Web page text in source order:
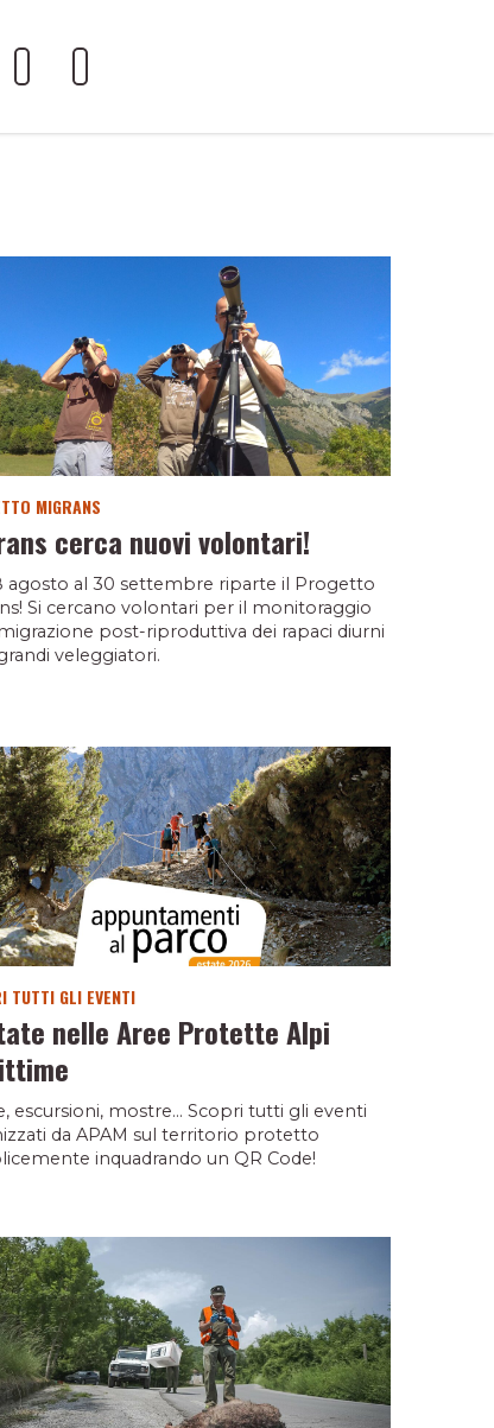
MIGRANS
cerca nuovi volontari!
agosto al 30 settembre riparte il Progetto
Si cercano volontari per il monitoraggio
post-riproduttiva dei rapaci diurni
veleggiatori.
TUTTI GLI EVENTI
nelle Aree Protette Alpi
escursioni, mostre... Scopri tutti gli eventi
da APAM sul territorio protetto
inquadrando un QR Code!